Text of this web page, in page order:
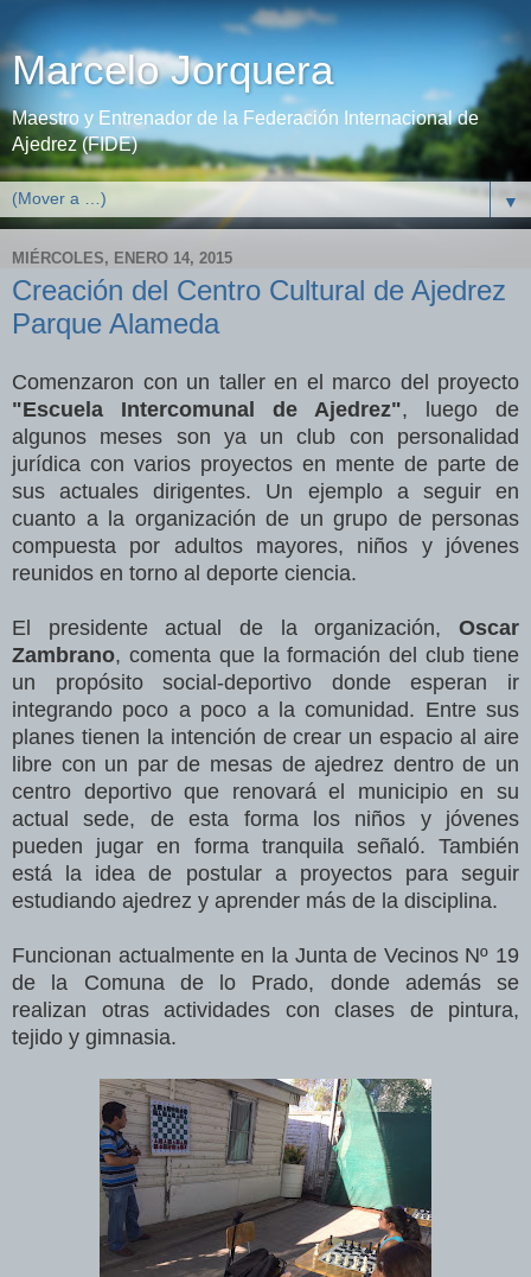
Marcelo Jorquera
Maestro y Entrenador de la Federación Internacional de
Ajedrez (FIDE)
▼
MIÉRCOLES, ENERO 14, 2015
Creación del Centro Cultural de Ajedrez
Parque Alameda
Comenzaron con un taller en el marco del proyecto
"Escuela Intercomunal de Ajedrez", luego de
algunos meses son ya un club con personalidad
jurídica con varios proyectos en mente de parte de
sus actuales dirigentes. Un ejemplo a seguir en
cuanto a la organización de un grupo de personas
compuesta por adultos mayores, niños y jóvenes
reunidos en torno al deporte ciencia.
El presidente actual de la organización, Oscar
Zambrano, comenta que la formación del club tiene
un propósito social-deportivo donde esperan ir
integrando poco a poco a la comunidad. Entre sus
planes tienen la intención de crear un espacio al aire
libre con un par de mesas de ajedrez dentro de un
centro deportivo que renovará el municipio en su
actual sede, de esta forma los niños y jóvenes
pueden jugar en forma tranquila señaló. También
está la idea de postular a proyectos para seguir
estudiando ajedrez y aprender más de la disciplina.
Funcionan actualmente en la Junta de Vecinos Nº 19
de la Comuna de lo Prado, donde además se
realizan otras actividades con clases de pintura,
tejido y gimnasia.